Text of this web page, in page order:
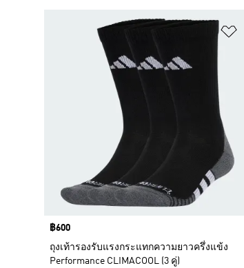
Price
฿600
ถุงเท้ารองรับแรงกระแทกความยาวครึ่งแข้ง
Performance CLIMACOOL (3 คู่)